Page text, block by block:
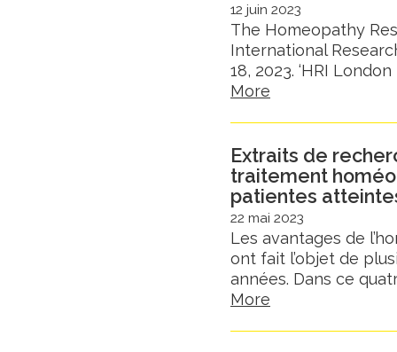
12 juin 2023
The Homeopathy
International
18, 2023. ‘HRI London
More
Extraits de
traitement
patientes
22 mai 2023
Les avantages de
ont fait l’objet de
années. Dans ce
More